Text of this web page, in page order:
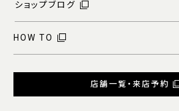
ショップブログ
HOW TO
店舗一覧・来店予約